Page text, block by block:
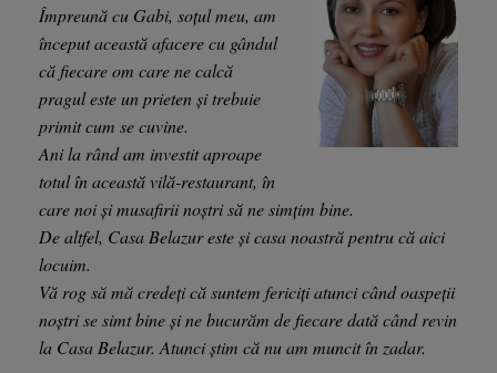
Împreună cu Gabi, soțul meu, am
început această afacere cu gândul
că fiecare om care ne calcă
pragul este un prieten și trebuie
primit cum se cuvine.
Ani la rând am investit aproape
totul în această vilă-restaurant, în
care noi și musafirii noștri să ne simțim bine.
De altfel, Casa Belazur este și casa noastră pentru că aici
locuim.
Vă rog să mă credeți că suntem fericiți atunci când oaspeții
noștri se simt bine și ne bucurăm de fiecare dată când revin
la Casa Belazur. Atunci știm că nu am muncit în zadar.